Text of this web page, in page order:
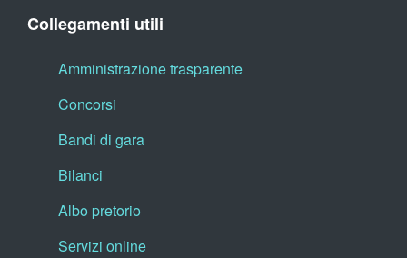
Collegamenti utili
Amministrazione trasparente
Concorsi
Bandi di gara
Bilanci
Albo pretorio
Servizi online